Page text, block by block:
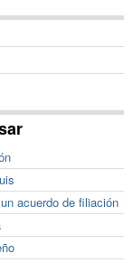
acuerdo de filiación